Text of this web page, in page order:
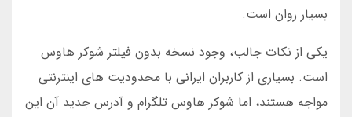
بسیار روان است.
یکی از نکات جالب، وجود نسخه بدون فیلتر شوکر هاوس
است. بسیاری از کاربران ایرانی با محدودیت های اینترنتی
مواجه هستند، اما شوکر هاوس تلگرام و آدرس جدید آن این